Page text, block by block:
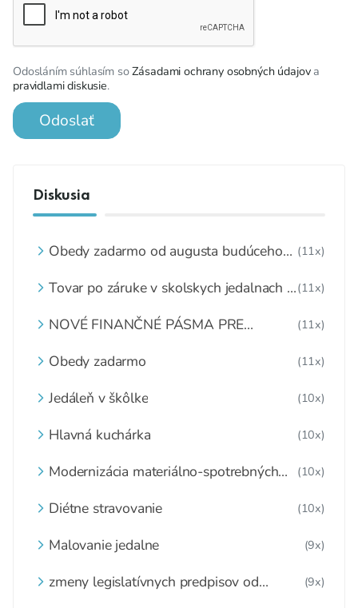
Odosláním súhlasím soZásadami ochrany osobných údajova
pravidlami diskusie.
Odoslať
Diskusia
Obedy zadarmo od augusta budúceho
(11x)
Tovar po záruke v skolskych jedalnach v
súvisiacich s Covid-19,??Čo s ním??
tovar nespotrebovaný,čo s ním??
(11x)
NOVÉ FINANČNÉ PÁSMA PRE
(11x)
Obedy zadarmo (11x)
Jedáleň v škôlke (10x)
Hlavná kuchárka (10x)
Modernizácia materiálno-spotrebných
(10x)
Diétne stravovanie (10x)
Malovanie jedalne (9x)
zmeny legislatívnych predpisov od
(9x)